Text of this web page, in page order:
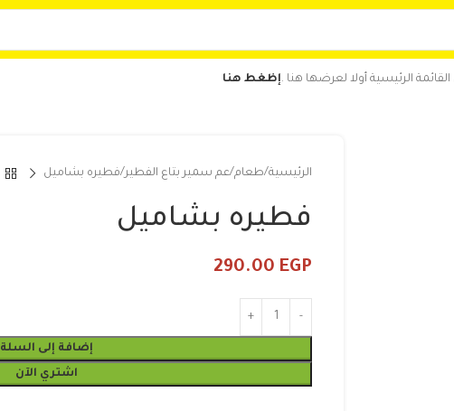
الرئيسية أولا لعرضها هنا .إظغط هنا
الرئيسية طعام عم سمير بتاع الفطير فطيره بشاميل
فطيره بشاميل
290.00 EGP
إضافة إلى السلة
اشتري الآن